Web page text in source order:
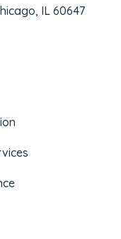
IL 60647